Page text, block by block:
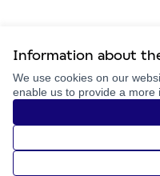
Information about
We use cookies on our
enable us to provide a more